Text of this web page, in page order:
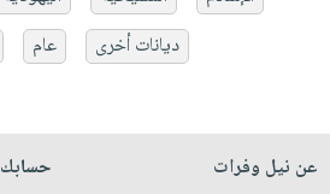
ديانات أخرى
عام
عن نيل وفرات
حسابك